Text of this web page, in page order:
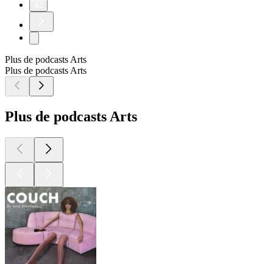
Plus de podcasts Arts
Plus de podcasts Arts
Plus de podcasts Arts